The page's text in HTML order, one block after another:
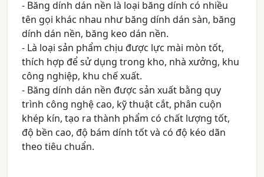
- Băng dính dán nền là loại băng dính có nhiều
tên gọi khác nhau như băng dính dán sàn, băng
dính dán nền, băng keo dán nền.
- Là loại sản phẩm chịu được lực mài mòn tốt,
thích hợp để sử dụng trong kho, nhà xưởng, khu
công nghiệp, khu chế xuất.
- Băng dính dán nền được sản xuất bằng quy
trình công nghệ cao, kỹ thuật cắt, phân cuộn
khép kín, tạo ra thành phẩm có chất lượng tốt,
độ bền cao, độ bám dính tốt và có độ kéo dãn
theo tiêu chuẩn.